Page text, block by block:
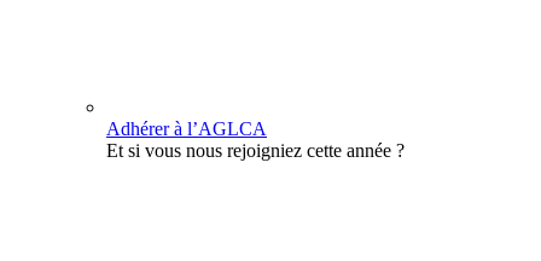
Adhérer à l’AGLCA
Et si vous nous rejoigniez cette année ?